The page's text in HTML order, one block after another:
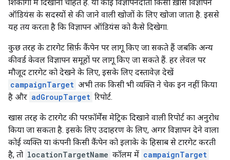
शिकागो में दिखाना चाहते हैं. या कोई विज्ञापनदाता किसी ख़ास विज्ञापन
ऑडियंस के सदस्यों से की जाने वाली खोजों के लिए खोजा जाता है. इससे
यह तय करता है कि विज्ञापन ऑडियंस को कैसे दिखेगा.
कुछ तरह के टारगेट सिर्फ़ कैंपेन पर लागू किए जा सकते हैं जबकि अन्य
कीवर्ड केवल विज्ञापन समूहों पर लागू किए जा सकते हैं. हर लेवल पर
मौजूद टारगेट को देखने के लिए, इसके लिए दस्तावेज़ देखें
campaignTarget अभी तक किसी भी व्यक्ति ने चेक इन नहीं किया
है और adGroupTarget रिपोर्ट.
खास तरह के टारगेट की परफ़ॉर्मेंस मेट्रिक दिखाने वाली रिपोर्ट का अनुरोध
किया जा सकता है. इसके लिए उदाहरण के लिए, अगर विज्ञापन देने वाला
कोई व्यक्ति या कंपनी किसी कैंपेन को इलाके के हिसाब से टारगेट करती
है, तो locationTargetName कॉलम में campaignTarget